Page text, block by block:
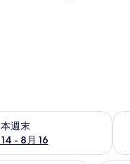
本週末
- 8月 16
- 8月 16) 的供應情況查